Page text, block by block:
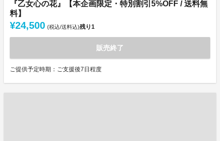
『乙女心の花』【本企画限定・特別割引5%OFF / 送料無
料】
¥24,500 (税込/送料込)残り1
販売終了
ご提供予定時期：ご支援後7日程度